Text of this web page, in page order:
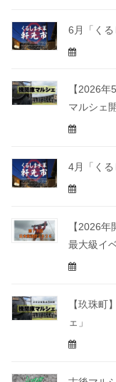
6月「く
【2026
マルシェ
4月「くる
【2026
最大級イ
【玖珠町
ェ」